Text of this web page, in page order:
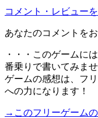
コメント・レビュー
あなたのコメントを
・・・このゲームに
番乗りで書いてみま
ゲームの感想は、フ
への力になります！
→このフリーゲーム